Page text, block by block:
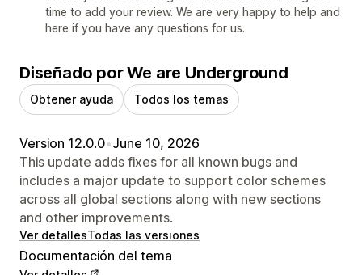
time to add your review. We are very happy to help and
here if you have any questions for us.
Diseñado por We are Underground
Obtener ayuda Todos los temas
Version 12.0.0•June 10, 2026
This update adds fixes for all known bugs and
includes a major update to support color schemes
across all global sections along with new sections
and other improvements.
Ver detallesTodas las versiones
Documentación del tema